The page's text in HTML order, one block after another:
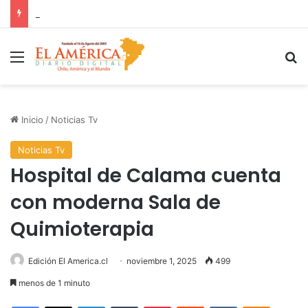
Menú
Inicio / Noticias Tv
Noticias Tv
Hospital de Calama cuenta
con moderna Sala de
Quimioterapia
Edición El America.cl noviembre 1, 2025 499
menos de 1 minuto